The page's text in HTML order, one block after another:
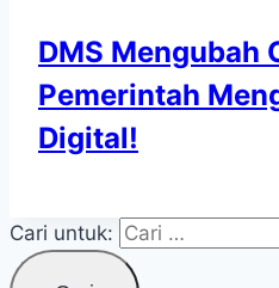
DMS Mengubah
Pemerintah
Digital!
Cari untuk: